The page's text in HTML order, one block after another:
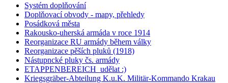
Systém doplňování
Doplňovací obvody - mapy, přehledy
Posádková města
Rakousko-uherská armáda v roce 1914
Reorganizace RU armády během války
Reorganizace pěších pluků (1918)
Nástupncké pluky čs. armády
ETAPPENBEREICH_udělat :)
Kriegsgräber-Abteilung K.u.K. Militär-Kommando Krakau